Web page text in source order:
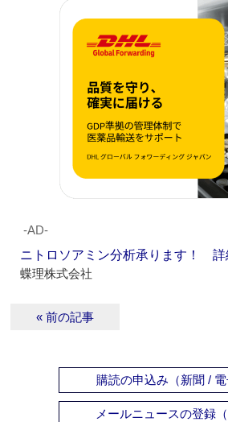
‐AD‐
ニトロソアミン分析承ります！ 詳
蝶理株式会社
« 前の記事
購読の申込み（新聞 / 電
メールニュースの登録（